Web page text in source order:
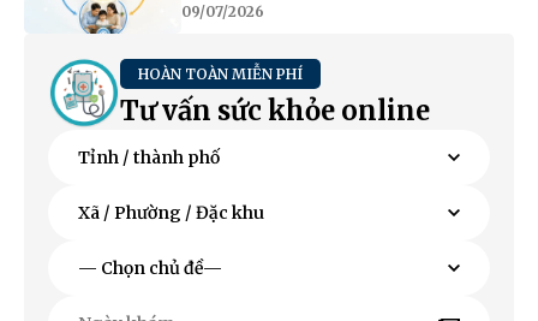
09/07/2026
HOÀN TOÀN MIỄN PHÍ
Tư vấn sức khỏe online